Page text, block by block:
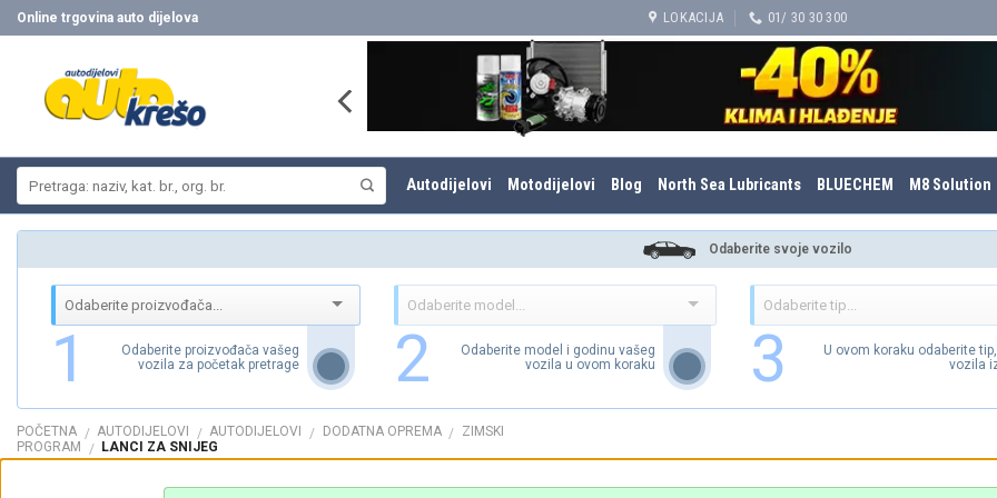
Skip
to
Online trgovina auto dijelova LOKACIJA 01/ 30 30 300
Autodijelovi Motodijelovi Blog North Sea Lubricants BLUECHEM M8 Solution
Odaberite svoje vozilo
1
Odaberite proizvođača vašeg
vozila za početak pretrage
2
Odaberite model i godinu vašeg
vozila u ovom koraku
3
U ovom koraku odaberite
vozila
POČETNA / AUTODIJELOVI / AUTODIJELOVI / DODATNA OPREMA / ZIMSKI
PROGRAM
/ LANCI ZA SNIJEG